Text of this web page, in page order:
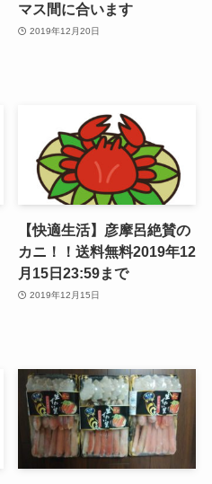
マス間に合います
2019年12月20日
【快適生活】彦摩呂絶賛の
カニ！！送料無料2019年12
月15日23:59まで
2019年12月15日